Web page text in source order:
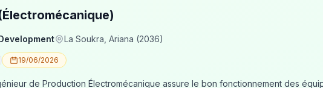
La Soukra, Ariana (2036)
19/06/2026
de Production Électromécanique assure le bon fonctionnement des